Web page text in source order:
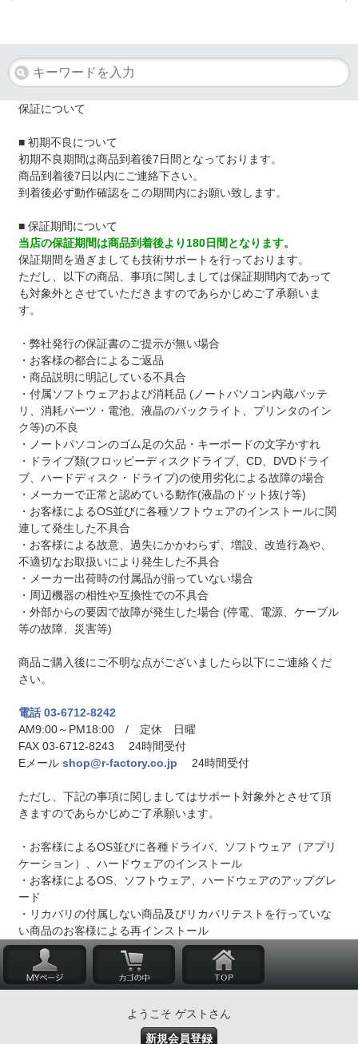
保証について
■ 初期不良について
初期不良期間は商品到着後7日間となっております。
商品到着後7日以内にご連絡下さい。
到着後必ず動作確認をこの期間内にお願い致します。
■ 保証期間について
当店の保証期間は商品到着後より180日間となります。
保証期間を過ぎましても技術サポートを行っております。
ただし、以下の商品、事項に関しましては保証期間内であって
も対象外とさせていただきますのであらかじめご了承願いま
す。
・弊社発行の保証書のご提示が無い場合
・お客様の都合によるご返品
・商品説明に明記している不具合
・付属ソフトウェアおよび消耗品 (ノートパソコン内蔵バッテ
リ、消耗パーツ・電池、液晶のバックライト、プリンタのイン
ク等)の不良
・ノートパソコンのゴム足の欠品・キーボードの文字かすれ
・ドライブ類(フロッピーディスクドライブ、CD、DVDドライ
ブ、ハードディスク・ドライブ)の使用劣化による故障の場合
・メーカーで正常と認めている動作(液晶のドット抜け等)
・お客様によるOS並びに各種ソフトウェアのインストールに関
連して発生した不具合
・お客様による故意、過失にかかわらず、増設、改造行為や、
不適切なお取扱いにより発生した不具合
・メーカー出荷時の付属品が揃っていない場合
・周辺機器の相性や互換性での不具合
・外部からの要因で故障が発生した場合 (停電、電源、ケーブル
等の故障、災害等)
商品ご購入後にご不明な点がございましたら以下にご連絡くだ
さい。
電話 03-6712-8242
AM9:00～PM18:00 / 定休 日曜
FAX 03-6712-8243 24時間受付
Eメール shop@r-factory.co.jp 24時間受付
ただし、下記の事項に関しましてはサポート対象外とさせて頂
きますのであらかじめご了承願います。
・お客様によるOS並びに各種ドライバ、ソフトウェア（アプリ
ケーション）、ハードウェアのインストール
・お客様によるOS、ソフトウェア、ハードウェアのアップグレ
ード
・リカバリの付属しない商品及びリカバリテストを行っていな
い商品のお客様による再インストール
ようこそ ゲストさん
新規会員登録